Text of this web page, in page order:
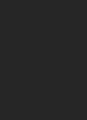
Neon Tac foi
que a sua pegada
uma pegada segura e
- Perfil: Tennis; -